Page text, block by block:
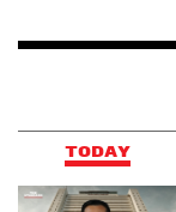
TODAY